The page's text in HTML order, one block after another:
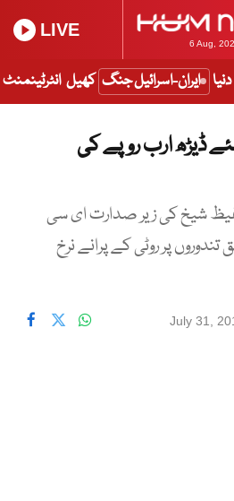
6 Aug,
LIVE
دنیا ایران-اسرائیل جنگ کھیل انٹرٹینمنٹ
ڈیڑھ ارب روپے کی
شیخ کی زیر صدارت ای سی
پر روٹی کے پرانے نرخ
July 31,